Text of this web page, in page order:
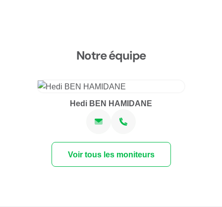
Notre équipe
Hedi BEN HAMIDANE
Voir tous les moniteurs